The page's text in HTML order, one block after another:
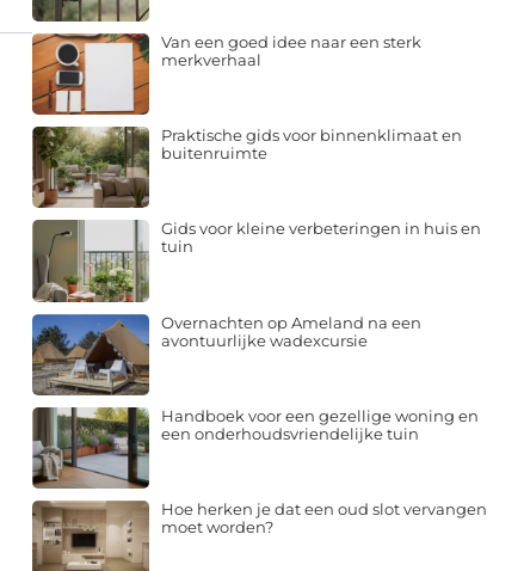
Van een goed idee naar een sterk
merkverhaal
Praktische gids voor binnenklimaat en
buitenruimte
Gids voor kleine verbeteringen in huis en
tuin
Overnachten op Ameland na een
avontuurlijke wadexcursie
Handboek voor een gezellige woning en
een onderhoudsvriendelijke tuin
Hoe herken je dat een oud slot vervangen
moet worden?